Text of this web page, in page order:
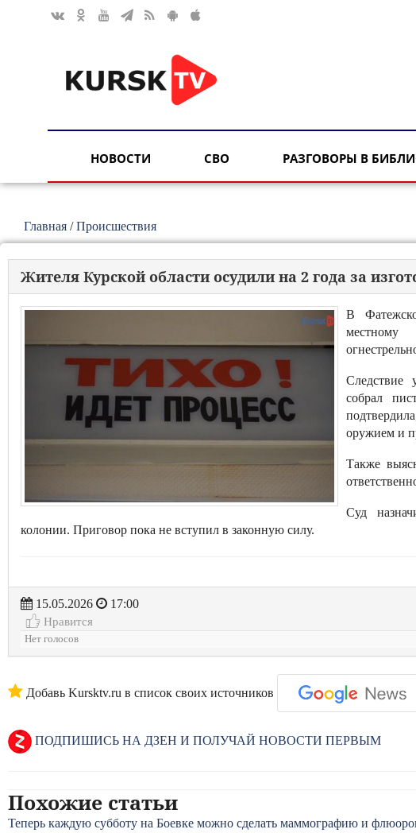
НОВОСТИ СВО РАЗГОВОРЫ В
Главная /Происшествия
Жителя Курской области осудили на 2 года за
В
Следствие
собрал
оружием и
Также
Суд
колонии. Приговор пока не вступил в законную силу.
15.05.2026
17:00
Нравится
Нет голосов
Добавь Kursktv.ru в список своих источников
ПОДПИШИСЬ НА ДЗЕН И ПОЛУЧАЙ НОВОСТИ ПЕРВЫМ
Похожие статьи
Теперь каждую субботу на Боевке можно сделать маммографию и